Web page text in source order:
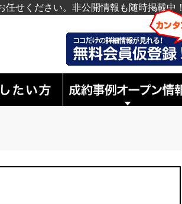
せください。非公開情報も随時掲載中！